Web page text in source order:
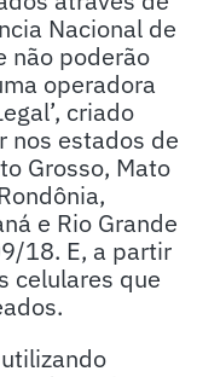
Nacional de
não poderão
operadora
criado
nos estados de
Grosso, Mato
e Rio Grande
18. E, a partir
celulares que